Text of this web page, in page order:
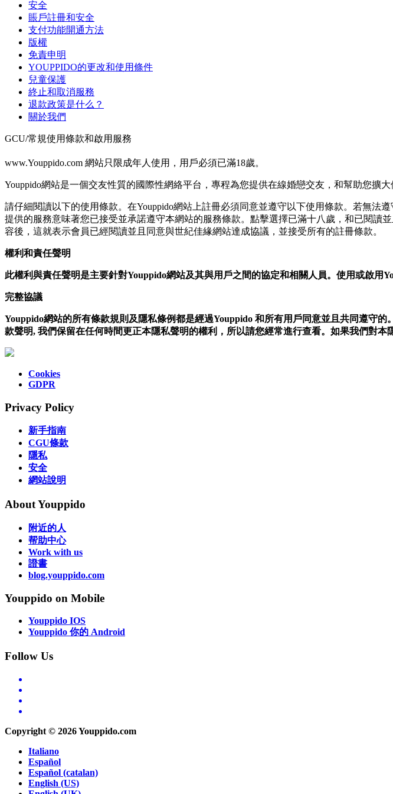
安全
賬戶註冊和安全
支付功能開通方法
版權
免責申明
YOUPPIDO的更改和使用條件
兒童保護
終止和取消服務
退款政策是什么？
關於我們
GCU/常規使用條款和啟用服務
www.Youppido.com 網站只限成年人使用，用戶必須已滿18歲。
Youppido網站是一個交友性質的國際性網絡平台，專程為您提供在線婚戀交友，和幫助您擴大
請仔細閱讀以下的使用條款。在Youppido網站上註冊必須同意並遵守以下使用條款。若無法
提供的服務意味著您已接受並承諾遵守本網站的服務條款。點擊選擇已滿十八歲，和已閱讀
容後，這就表示會員已經閱讀並且同意與世紀佳緣網站達成協議，並接受所有的註冊條款。
權利和責任聲明
此權利與責任聲明是主要針對Youppido網站及其與用戶之間的協定和相關人員。使用或啟用
完整協議
Youppido網站的所有條款規則及隱私條例都是經過Youppido 和所有用戶同意並且共同遵守
款聲明, 我們保留在任何時間更正本隱私聲明的權利，所以請您經常進行查看。如果我們對
Cookies
GDPR
Privacy Policy
新手指南
CGU條款
隱私
安全
網站說明
About Youppido
附近的人
帮助中心
Work with us
證書
blog.youppido.com
Youppido on Mobile
Youppido IOS
Youppido 你的 Android
Follow Us
Copyright © 2026 Youppido.com
Italiano
Español
Español (catalan)
English (US)